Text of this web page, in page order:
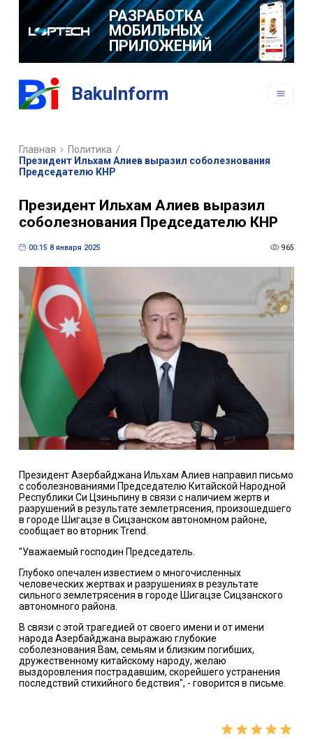
РАЗРАБОТКА
МОБИЛЬНЫХ
ПРИЛОЖЕНИЙ
BakuInform
Главная Политика /
Президент Ильхам Алиев выразил соболезнования
Председателю КНР
Президент Ильхам Алиев выразил
соболезнования Председателю КНР
00:15 8 января 2025 965
Президент Азербайджана Ильхам Алиев направил письмо
с соболезнованиями Председателю Китайской Народной
Республики Си Цзиньпину в связи с наличием жертв и
разрушений в результате землетрясения, произошедшего
в городе Шигацзе в Сицзанском автономном районе,
сообщает во вторник Trend.
"Уважаемый господин Председатель.
Глубоко опечален известием о многочисленных
человеческих жертвах и разрушениях в результате
сильного землетрясения в городе Шигацзе Сицзанского
автономного района.
В связи с этой трагедией от своего имени и от имени
народа Азербайджана выражаю глубокие
соболезнования Вам, семьям и близким погибших,
дружественному китайскому народу, желаю
выздоровления пострадавшим, скорейшего устранения
последствий стихийного бедствия", - говорится в письме.